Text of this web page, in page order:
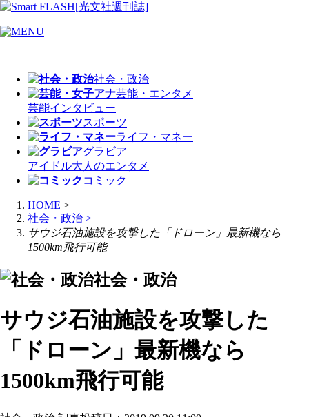
社会・政治
芸能・エンタメ
芸能インタビュー
スポーツ
ライフ・マネー
グラビア
アイドル大人のエンタメ
コミック
HOME >
社会・政治 >
サウジ石油施設を攻撃した「ドローン」最新機なら
1500km飛行可能
社会・政治
サウジ石油施設を攻撃した
「ドローン」最新機なら
1500km飛行可能